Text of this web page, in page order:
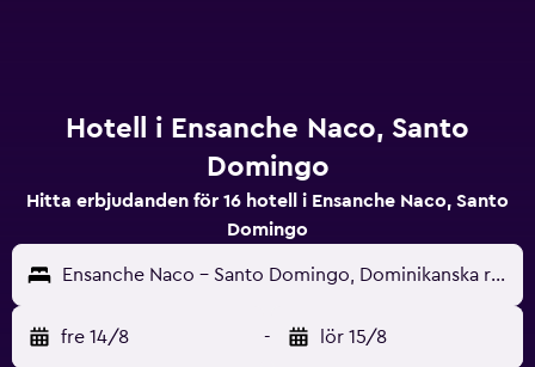
Hotell i Ensanche Naco, Santo
Domingo
Hitta erbjudanden för 16 hotell i Ensanche Naco, Santo
Domingo
Ensanche Naco - Santo Domingo, Dominikanska republiken
fre 14/8 - lör 15/8